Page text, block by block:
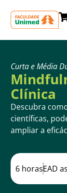
Curta e Média
Clínica
Descubra
científicas,
ampliar a
6 horasEAD